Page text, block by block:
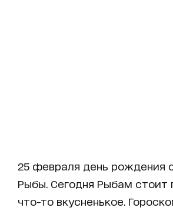
25 февраля день рождения
Рыбы. Сегодня Рыбам стоит
что-то вкусненькое.